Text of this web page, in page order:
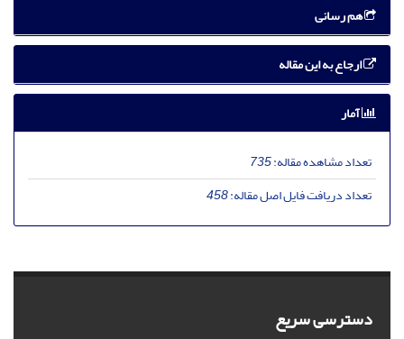
هم رسانی
ارجاع به این مقاله
آمار
تعداد مشاهده مقاله:735
تعداد دریافت فایل اصل مقاله:458
دسترسی سریع